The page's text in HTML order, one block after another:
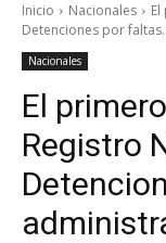
Inicio Nacionales
Detenciones por
Nacionales
El
Registro